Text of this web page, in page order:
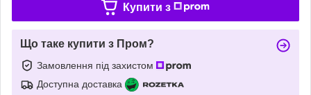
Купити з
Що таке купити з Пром?
Замовлення під захистом
Доступна доставка